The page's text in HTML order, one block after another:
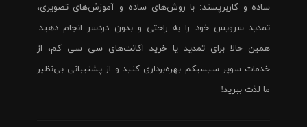
ساده و کاربرپسند: با روش‌های ساده و آموزش‌های تصویری،
تمدید سرویس خود را به راحتی و بدون دردسر انجام دهید.
همین حالا برای تمدید یا خرید اکانت‌های سی سی کم، از
خدمات سوپر سیسیکم بهره‌برداری کنید و از پشتیبانی بی‌نظیر
ما لذت ببرید!